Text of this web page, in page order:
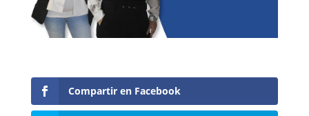
Compartir en Facebook